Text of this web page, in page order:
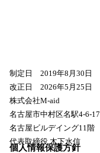
制定日 2019年8月30日
改正日 2026年5月25日
株式会社M-aid
名古屋市中村区名駅4-6-17
名古屋ビルデイング11階
代表取締役 木下水信
個人情報保護方針